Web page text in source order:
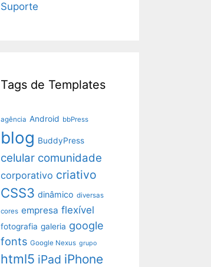
Suporte
Tags de Templates
agência Android bbPress
blog BuddyPress
celular comunidade
corporativo criativo
CSS3 dinâmico diversas
cores empresa flexível
fotografia galeria google
fonts Google Nexus grupo
html5 iPad iPhone